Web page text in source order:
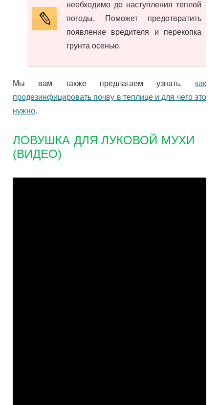
необходимо до наступления теплой
погоды. Поможет предотвратить
появление вредителя и перекопка
грунта осенью.
Мы вам также предлагаем узнать, как
продезинфицировать почву в теплице и для чего это
нужно.
ЛОВУШКА ДЛЯ ЛУКОВОЙ МУХИ
(ВИДЕО)